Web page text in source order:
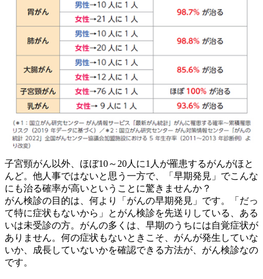
子宮頸がん以外、ほぼ10～20人に1人が罹患するがんがほと
んど。他人事ではないと思う一方で、「早期発見」でこんな
にも治る確率が高いということに驚きませんか？
がん検診の目的は、何より「がんの早期発見」です。「だっ
て特に症状もないから」とがん検診を先送りしている、ある
いは未受診の方。がんの多くは、早期のうちには自覚症状が
ありません。何の症状もないときこそ、がんが発生していな
いか、成長していないかを確認できる方法が、がん検診なの
です。